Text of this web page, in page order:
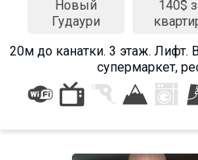
Новый
Гудаури
140$
20м до канатки. 3 этаж. Лифт.
супермаркет,